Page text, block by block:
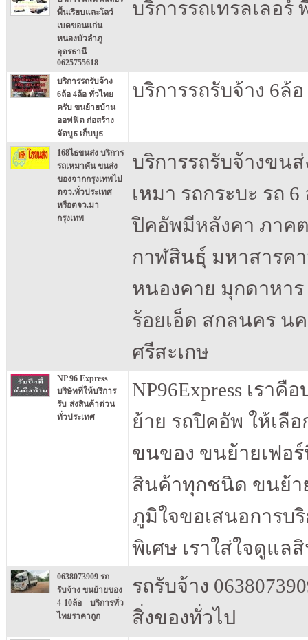
พื้นเรียบและโลว์
เบดขอนแก่น
หนองบัวลำภู
อุดรธานี
0625755618
บริการรถเทรลเลอ
บริการรถรับจ้าง
6ล้อ 4ล้อ ทั่วไทย
ครับ ขนย้ายบ้าน
ออฟฟิต ก่อสร้าง
จัดบูธ เก็บบูธ
บริการรถรับจ้าง 6ล้
168ไธขนส่ง บริการ
รถเหมาคัน ขนส่ง
ของจากกรุงเทพไป
ตจว.ทั่วประเทศ
หรือตจว.มา
กรุงเทพ
บริการรถรับจ้างขน
เหมา รถกระบะ รถ
ปิคอัพมีหลังคา ภาค
กาฬสินธุ์ มหาสารค
หนองคาย มุกดาหา
ร้อยเอ็ด สกลนคร น
ศรีสะเกษ
NP 96 Express
บริษัทที่ให้บริการ
รับ-ส่งสินค้าด่วน
ทั่วประเทศ
NP96Express เรา
ย้าย รถปิคอัพ ให้เลื
ขนของ ขนย้ายเฟอ
สินค้าทุกชนิด ขนย้า
ภูมิใจขอเสนอการบ
พิเศษ เราใส่ใจดูแ
0638073909 รถ
รับจ้าง ขนย้ายของ
4-10ล้อ – บริการทั่ว
ไทยราคาถูก
รถรับจ้าง
สิ่งของทั่วไป​ ​